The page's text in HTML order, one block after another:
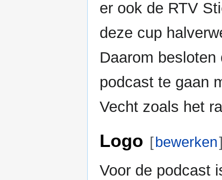
er ook de RTV
deze cup
Daarom
podcast te gaan
Vecht zoals het
Logo [bewerken
Voor de podcast